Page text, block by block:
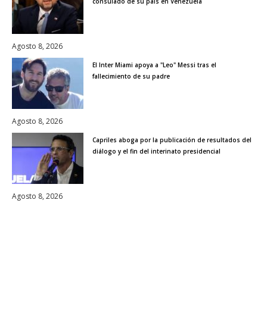
Agosto 8, 2026
El Inter Miami apoya a "Leo" Messi tras el
fallecimiento de su padre
Agosto 8, 2026
Capriles aboga por la publicación de resultados del
diálogo y el fin del interinato presidencial
Agosto 8, 2026